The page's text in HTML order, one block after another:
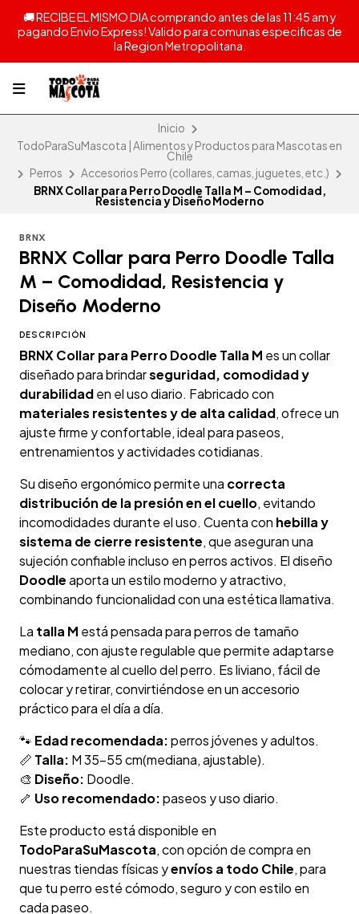
🚚 RECIBE EL MISMO DIA comprando antes de las 11:45 am y
pagando Envio Express! Valido para comunas especificas de
la Region Metropolitana.
Inicio
TodoParaSuMascota | Alimentos y Productos para Mascotas en
Chile
Perros
Accesorios Perro (collares, camas, juguetes, etc.)
BRNX Collar para Perro Doodle Talla M – Comodidad,
Resistencia y Diseño Moderno
BRNX
BRNX Collar para Perro Doodle Talla
M – Comodidad, Resistencia y
Diseño Moderno
DESCRIPCIÓN
BRNX Collar para Perro Doodle Talla M es un collar
diseñado para brindarseguridad, comodidad y
durabilidaden el uso diario. Fabricado con
materiales resistentes y de alta calidad, ofrece un
ajuste firme y confortable, ideal para paseos,
entrenamientos y actividades cotidianas.
Su diseño ergonómico permite una correcta
distribución de la presión en el cuello, evitando
incomodidades durante el uso. Cuenta con hebilla y
sistema de cierre resistente, que aseguran una
sujeción confiable incluso en perros activos. El diseño
Doodleaporta un estilo moderno y atractivo,
combinando funcionalidad con una estética llamativa.
La talla M está pensada para perros de tamaño
mediano, con ajuste regulable que permite adaptarse
cómodamente al cuello del perro. Es liviano, fácil de
colocar y retirar, convirtiéndose en un accesorio
práctico para el día a día.
🐾 Edad recomendada:perros jóvenes y adultos.
📏 Talla: M 35-55 cm(mediana, ajustable).
🎨 Diseño: Doodle.
🦴 Uso recomendado:paseos y uso diario.
Este producto está disponible en
TodoParaSuMascota, con opción de compra en
nuestras tiendas físicas yenvíos a todo Chile, para
que tu perro esté cómodo, seguro y con estilo en
cada paseo.